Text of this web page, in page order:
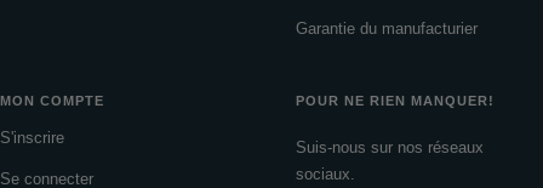
Garantie du manufacturier
MON COMPTE
S'inscrire
Se connecter
POUR NE RIEN MANQUER!
Suis-nous sur nos réseaux
sociaux.